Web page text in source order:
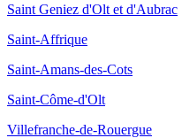
Saint Geniez d'Olt et d'Aubrac
Saint-Affrique
Saint-Amans-des-Cots
Saint-Côme-d'Olt
Villefranche-de-Rouergue